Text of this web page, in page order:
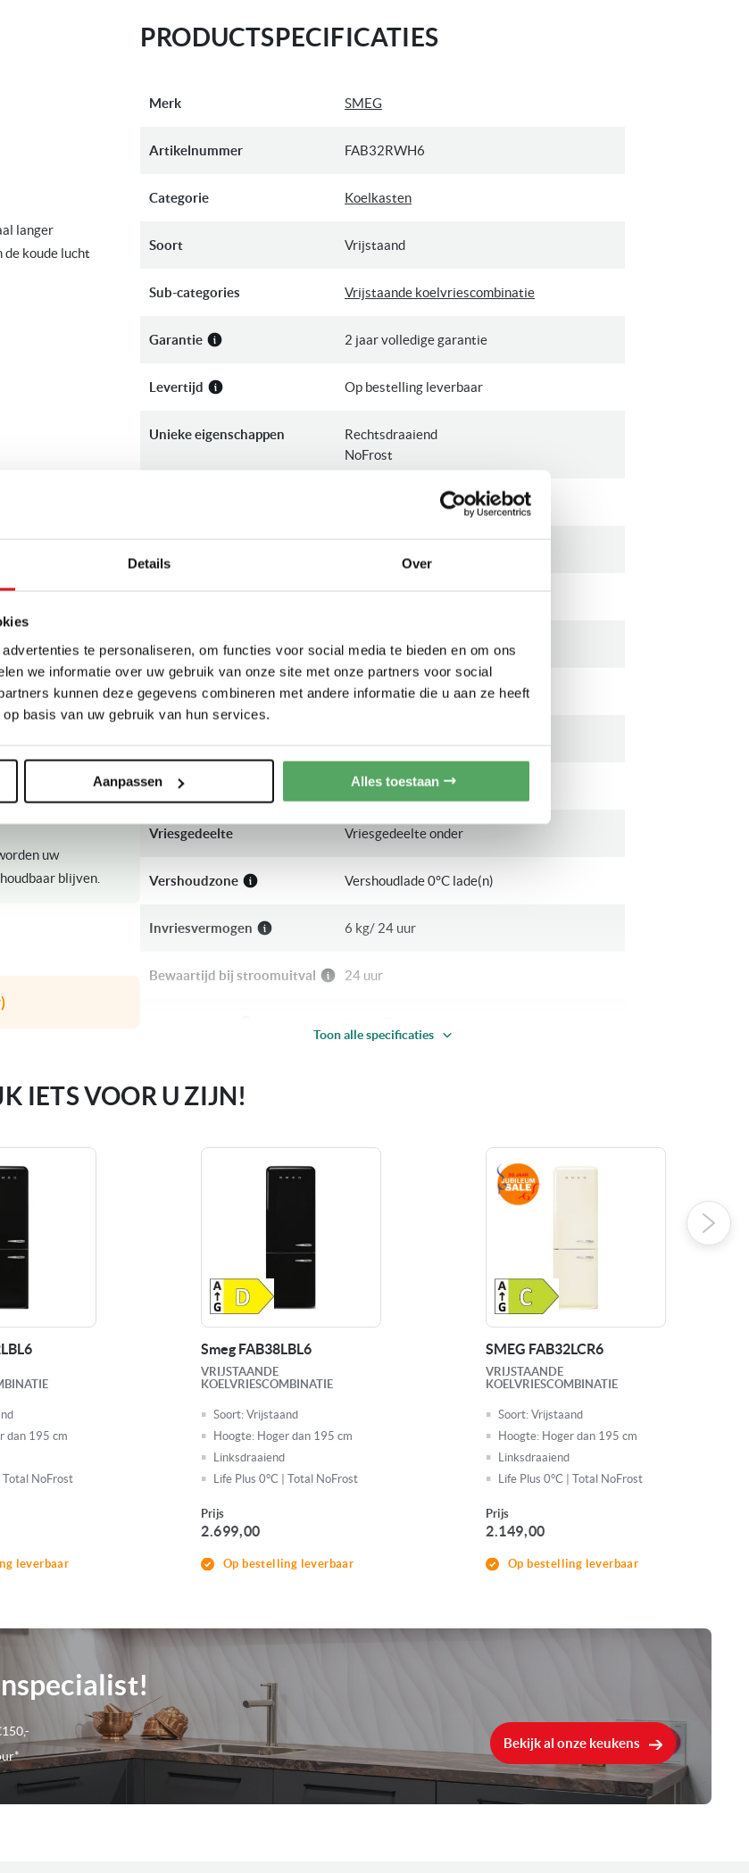
Details Over
te personaliseren, om functies voor social media te bieden en om ons
we informatie over uw gebruik van onze site met onze partners voor social
kunnen deze gegevens combineren met andere informatie die u aan ze heeft
basis van uw gebruik van hun services.
Aanpassen Alles toestaan
langer
koude lucht
zorgt voor een
die hierin veel
reeds ingestelde
uw
blijven.
PRODUCTSPECIFICATIES
informatie
Merk SMEG
Artikelnummer FAB32RWH6
Categorie Koelkasten
Soort Vrijstaand
Sub-categories Vrijstaande koelvriescombinatie
Garantie 2 jaar volledige garantie
Levertijd Op bestelling leverbaar
Unieke eigenschappen
Rechtsdraaiend
NoFrost
Kleur Wit
Geluidsniveau 35 dB
Inhoud 331 Liter
Inhoud vriesgedeelte 97 Liter
Vriesgedeelte Vriesgedeelte onder
Vershoudzone Vershoudlade 0°C lade(n)
Invriesvermogen 6 kg/ 24 uur
Bewaartijd bij stroomuitval 24 uur
NoFrost vriesgedeelte nooit meer ontdooien !
Voorraad 0
Toon alle specificaties
IETS VOOR U ZIJN!
dan 195 cm
Total NoFrost
leverbaar
Smeg FAB38LBL6
VRIJSTAANDE
KOELVRIESCOMBINATIE
Soort: Vrijstaand
Hoogte: Hoger dan 195 cm
Linksdraaiend
Life Plus 0°C | Total NoFrost
Prijs
2.699,00
Op bestelling leverbaar
SMEG FAB32LCR6
VRIJSTAANDE
KOELVRIESCOMBINATIE
Soort: Vrijstaand
Hoogte: Hoger dan 195 cm
Linksdraaiend
Life Plus 0°C | Total NoFrost
Prijs
2.149,00
Op bestelling leverbaar
Bekijk al onze keukens